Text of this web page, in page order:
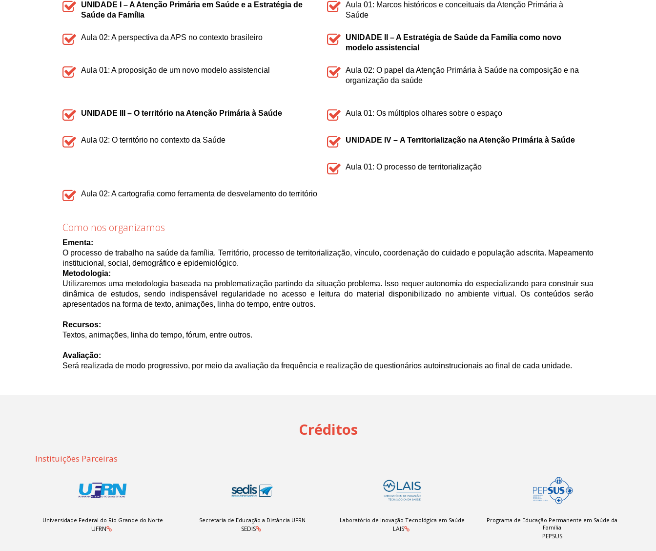
UNIDADE I – A Atenção Primária em Saúde e a Estratégia de
Saúde da Família
Aula 01: Marcos históricos e conceituais da Atenção Primária à
Saúde
Aula 02: A perspectiva da APS no contexto brasileiro
UNIDADE II – A Estratégia de Saúde da Família como novo
modelo assistencial
Aula 01: A proposição de um novo modelo assistencial
Aula 02: O papel da Atenção Primária à Saúde na composição e na
organização da saúde
UNIDADE III – O território na Atenção Primária à Saúde Aula 01: Os múltiplos olhares sobre o espaço
Aula 02: O território no contexto da Saúde UNIDADE IV – A Territorialização na Atenção Primária à Saúde
Aula 01: O processo de territorialização
Aula 02: A cartografia como ferramenta de desvelamento do território
Como nos organizamos
Ementa:
O processo de trabalho na saúde da família. Território, processo de territorialização, vínculo, coordenação do cuidado e população adscrita. Mapeamento
institucional, social, demográfico e epidemiológico.
Metodologia:
Utilizaremos uma metodologia baseada na problematização partindo da situação problema. Isso requer autonomia do especializando para construir sua
dinâmica de estudos, sendo indispensável regularidade no acesso e leitura do material disponibilizado no ambiente virtual. Os conteúdos serão
apresentados na forma de texto, animações, linha do tempo, entre outros.
Recursos:
Textos, animações, linha do tempo, fórum, entre outros.
Avaliação:
Será realizada de modo progressivo, por meio da avaliação da frequência e realização de questionários autoinstrucionais ao final de cada unidade.
Créditos
Instituições Parceiras
Universidade Federal do Rio Grande do Norte
UFRN
Secretaria de Educação a Distância UFRN
SEDIS
Laboratório de Inovação Tecnológica em Saúde
LAIS
Programa de Educação Permanente em Saúde da
Família
PEPSUS